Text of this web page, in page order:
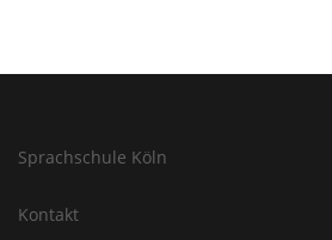
Sprachschule Köln
Kontakt